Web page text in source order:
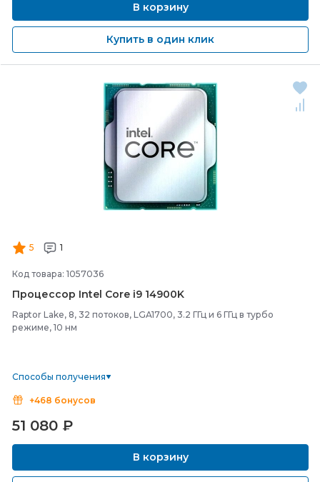
В корзину
Купить в один клик
5 1
Код товара: 1057036
Процессор Intel Core i9 14900K
Raptor Lake, 8, 32 потоков, LGA1700, 3.2 ГГц и 6 ГГц в турбо
режиме, 10 нм
Способы получения
+468 бонусов
51 080 ₽
В корзину